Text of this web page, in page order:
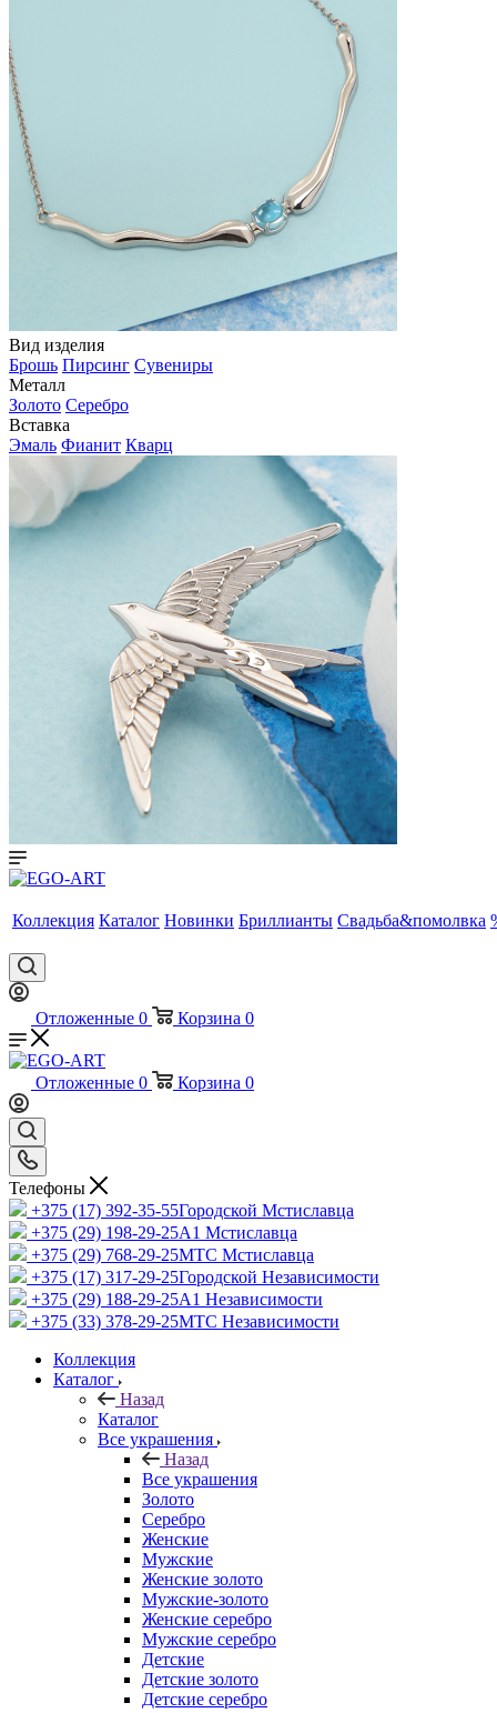
Вид изделия
Брошь Пирсинг Сувениры
Металл
Золото Серебро
Вставка
Эмаль Фианит Кварц
Коллекция Каталог Новинки Бриллианты Свадьба&помолвка
Отложенные 0 Корзина 0
Отложенные 0 Корзина 0
Телефоны
+375 (17) 392-35-55Городской Мстиславца
+375 (29) 198-29-25A1 Мстиславца
+375 (29) 768-29-25МТС Мстиславца
+375 (17) 317-29-25Городской Независимости
+375 (29) 188-29-25A1 Независимости
+375 (33) 378-29-25МТС Независимости
Коллекция
Каталог
Назад
Каталог
Все украшения
Назад
Все украшения
Золото
Серебро
Женские
Мужские
Женские золото
Мужские-золото
Женские серебро
Мужские серебро
Детские
Детские золото
Детские серебро